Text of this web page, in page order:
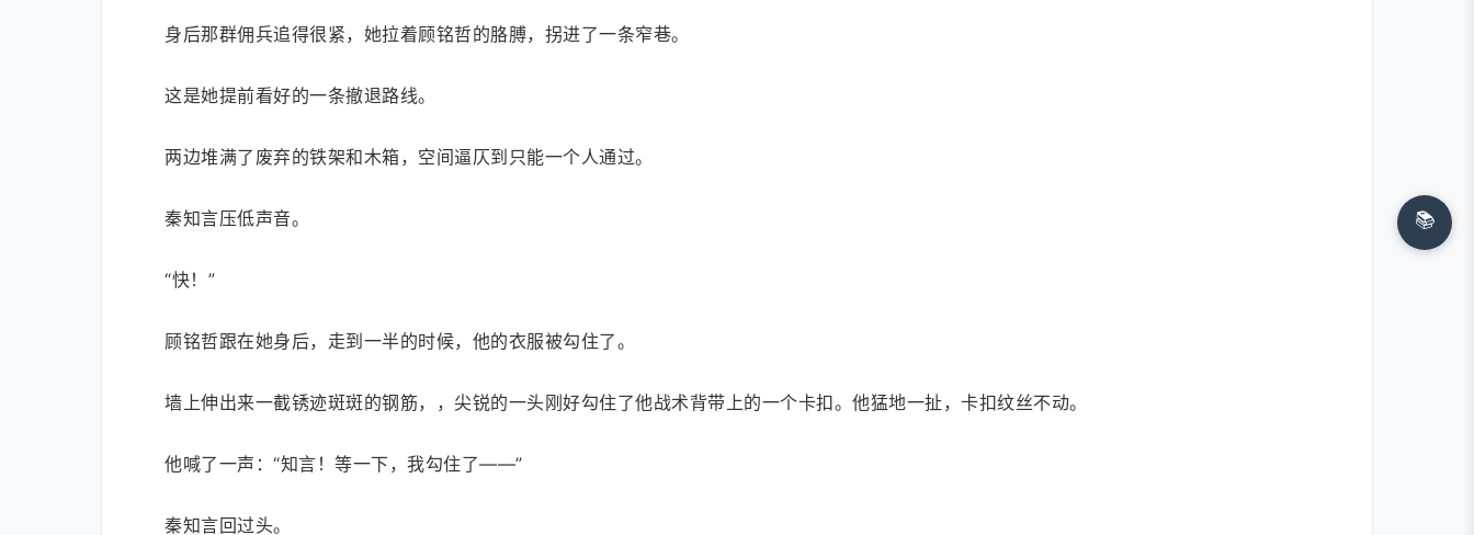
身后那群佣兵追得很紧，她拉着顾铭哲的胳膊，拐进了一条窄巷。
这是她提前看好的一条撤退路线。
两边堆满了废弃的铁架和木箱，空间逼仄到只能一个人通过。
秦知言压低声音。
“快！”
顾铭哲跟在她身后，走到一半的时候，他的衣服被勾住了。
墙上伸出来一截锈迹斑斑的钢筋，，尖锐的一头刚好勾住了他战术背带上的一个卡扣。他猛地一扯，卡扣纹丝不动。
他喊了一声：“知言！等一下，我勾住了——”
秦知言回过头。
📚